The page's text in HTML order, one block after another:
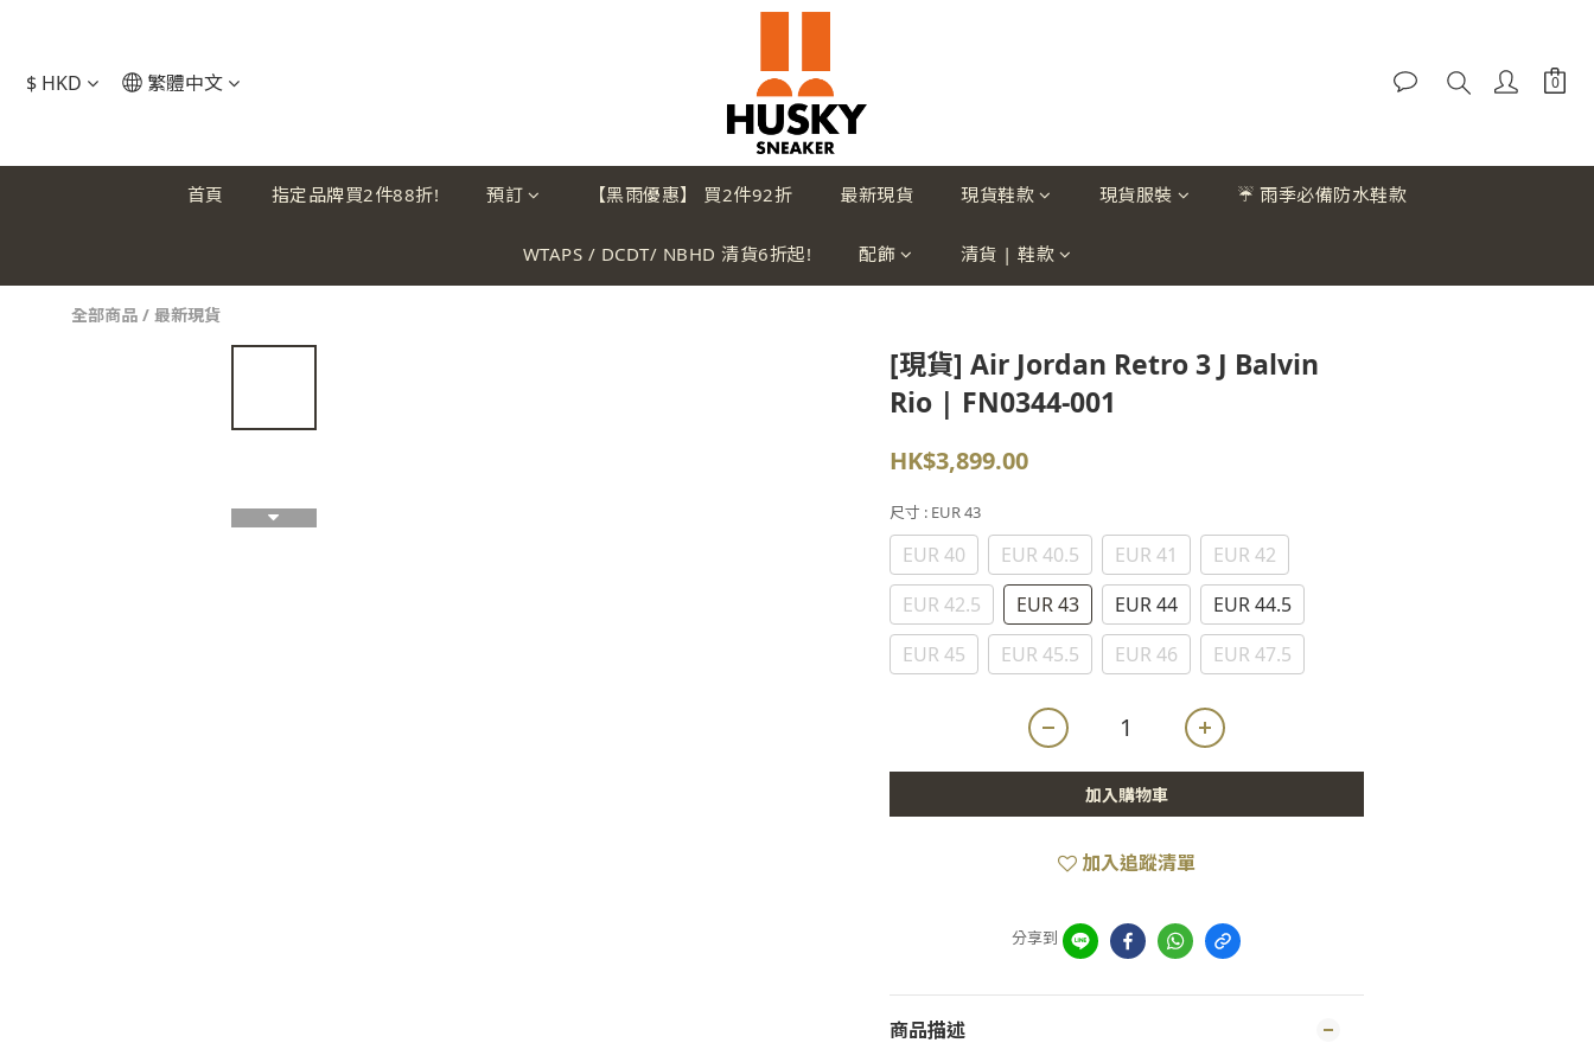
$ HKD 繁體中文
首頁 指定品牌買2件88折! 預訂 【黑雨優惠】 買2件92折 最新現貨 現貨鞋款 現貨服裝 ☔ 雨季必備防水鞋款
WTAPS / DCDT/ NBHD 清貨6折起! 配飾 清貨 | 鞋款
全部商品 / 最新現貨
[現貨] Air Jordan Retro 3 J Balvin
Rio | FN0344-001
HK$3,899.00
尺寸 : EUR 43
EUR 40 EUR 40.5 EUR 41
EUR 42
EUR 42.5
EUR 43 EUR 44
EUR 44.5
EUR 45
EUR 45.5 EUR 46 EUR 47.5
加入購物車
加入追蹤清單
分享到
商品描述